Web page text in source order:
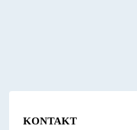
KONTAKT